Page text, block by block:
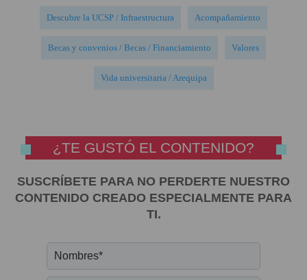
Descubre la UCSP / Infraestructura Acompañamiento
Becas y convenios / Becas / Financiamiento Valores
Vida universitaria / Arequipa
¿TE GUSTÓ EL CONTENIDO?
SUSCRÍBETE PARA NO PERDERTE NUESTRO
CONTENIDO CREADO ESPECIALMENTE PARA
TI.